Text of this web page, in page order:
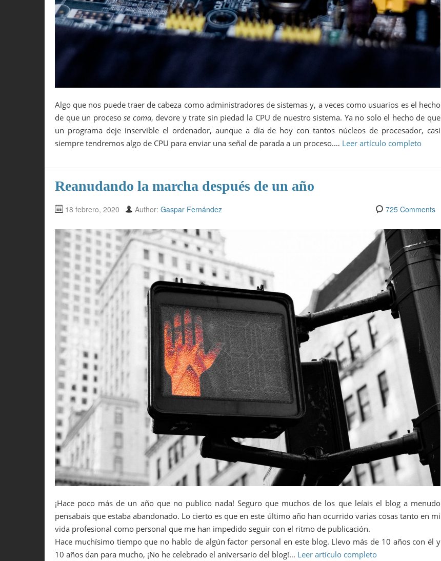
Algo que nos puede traer de cabeza como administradores de sistemas y, a veces como usuarios es el hecho
de que un procesose coma, devore y trate sin piedad la CPU de nuestro sistema. Ya no solo el hecho de que
un programa deje inservible el ordenador, aunque a día de hoy con tantos núcleos de procesador, casi
siempre tendremos algo de CPU para enviar una señal de parada a un proceso.… Leer artículo completo
Reanudando la marcha después de un año
18 febrero, 2020 Author: Gaspar Fernández 725 Comments
¡Hace poco más de un año que no publico nada! Seguro que muchos de los que leíais el blog a menudo
pensabais que estaba abandonado. Lo cierto es que en este último año han ocurrido varias cosas tanto en mi
vida profesional como personal que me han impedido seguir con el ritmo de publicación.
Hace muchísimo tiempo que no hablo de algún factor personal en este blog. Llevo más de 10 años con él y
10 años dan para mucho, ¡No he celebrado el aniversario del blog!… Leer artículo completo